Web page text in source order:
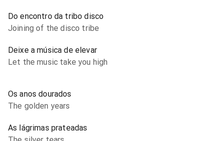
Do encontro da tribo disco
Joining of the disco tribe
Deixe a música de elevar
Let the music take you high
Os anos dourados
The golden years
As lágrimas prateadas